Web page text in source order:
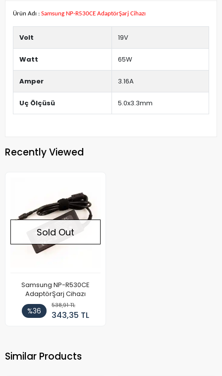
Ürün Adı : Samsung NP-R530CE AdaptörŞarj Cihazı
Volt 19V
Watt 65W
Amper 3.16A
Uç Ölçüsü 5.0x3.3mm
Recently Viewed
Sold Out
Samsung NP-R530CE
AdaptörŞarj Cihazı
%36
538,91 TL
343,35 TL
Similar Products